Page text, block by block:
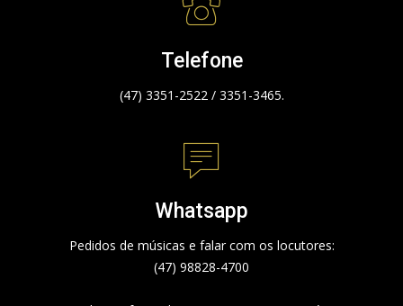
Telefone
(47) 3351-2522 / 3351-3465.
Whatsapp
Pedidos de músicas e falar com os locutores:
(47) 98828-4700